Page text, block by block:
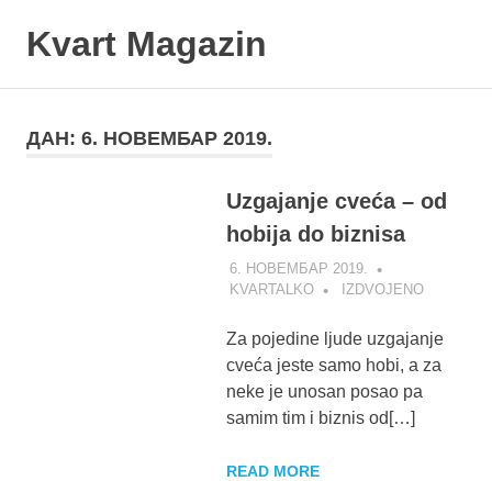
Kvart Magazin
vas!
ДАН: 6. НОВЕМБАР 2019.
Uzgajanje cveća – od
hobija do biznisa
6. НОВЕМБАР 2019.
KVARTALKO
IZDVOJENO
Za pojedine ljude uzgajanje
cveća jeste samo hobi, a za
neke je unosan posao pa
samim tim i biznis od[…]
READ MORE